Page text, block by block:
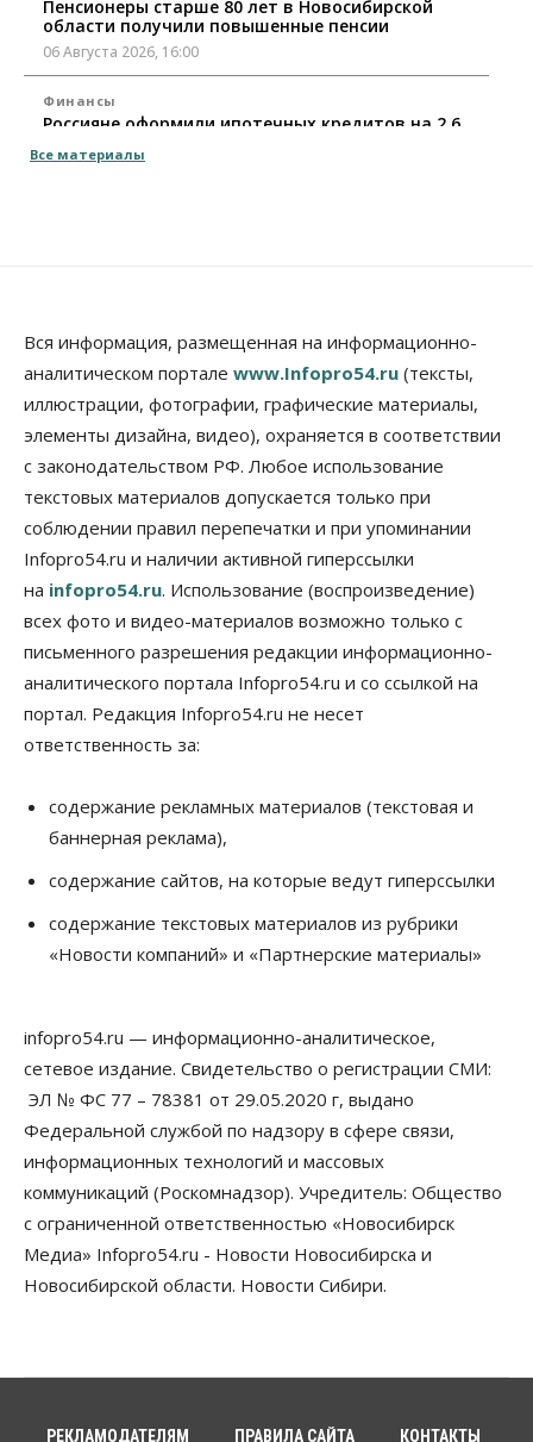
Пенсионеры старше 80 лет в Новосибирской
области получили повышенные пенсии
06 Августа 2026, 16:00
Финансы
Россияне оформили ипотечных кредитов на 2,6
06 Августа 2026, 15:53
Бизнес
Правительство России продлило разрешение на
выпуск бензина «Евро-3»
06 Августа 2026, 14:00
Общество
«За тех, у кого от 270 баллов,
настоящая борьба»: вузы настойчиво
обзванивают новосибирских высокобалльников
перед зачислением
06 Августа 2026, 13:00
Власть
Режим ЧС ввели в Омской области из-за засухи
06 Августа 2026, 12:15
Новосибирск готовится к визиту Владимира
Путина
Бизнес Недвижимость Общество
Росреестр назвал главные причины
06 Августа 2026, 12:00
Телекоммуникации
В 16 населённых пунктах Мошковского района
Бизнес Право&Порядок
Злоумышленники опять атакуют
новосибирские компании через электронную
почту
06 Августа 2026, 11:00
Общество
Медики готовятся к второму пику активности
клещей в Новосибирской области
06 Августа 2026, 10:00
06 Августа 2026, 09:00
Все материалы
Вся информация, размещенная на информационно-
аналитическом портале www.Infopro54.ru (тексты,
иллюстрации, фотографии, графические материалы,
элементы дизайна, видео), охраняется в соответствии
с законодательством РФ. Любое использование
текстовых материалов допускается только при
соблюдении правил перепечатки и при упоминании
Infopro54.ru и наличии активной гиперссылки
на infopro54.ru. Использование (воспроизведение)
всех фото и видео-материалов возможно только с
письменного разрешения редакции информационно-
аналитического портала Infopro54.ru и со ссылкой на
портал. Редакция Infopro54.ru не несет
ответственность за:
содержание рекламных материалов (текстовая и
баннерная реклама),
содержание сайтов, на которые ведут гиперссылки
содержание текстовых материалов из рубрики
«Новости компаний» и «Партнерские материалы»
infopro54.ru — информационно-аналитическое,
сетевое издание. Свидетельство о регистрации СМИ:
ЭЛ № ФС 77 – 78381 от 29.05.2020 г, выдано
Федеральной службой по надзору в сфере связи,
информационных технологий и массовых
коммуникаций (Роскомнадзор). Учредитель: Общество
с ограниченной ответственностью «Новосибирск
Медиа» Infopro54.ru - Новости Новосибирска и
Новосибирской области. Новости Сибири.
РЕКЛАМОДАТЕЛЯМ ПРАВИЛА САЙТА КОНТАКТЫ